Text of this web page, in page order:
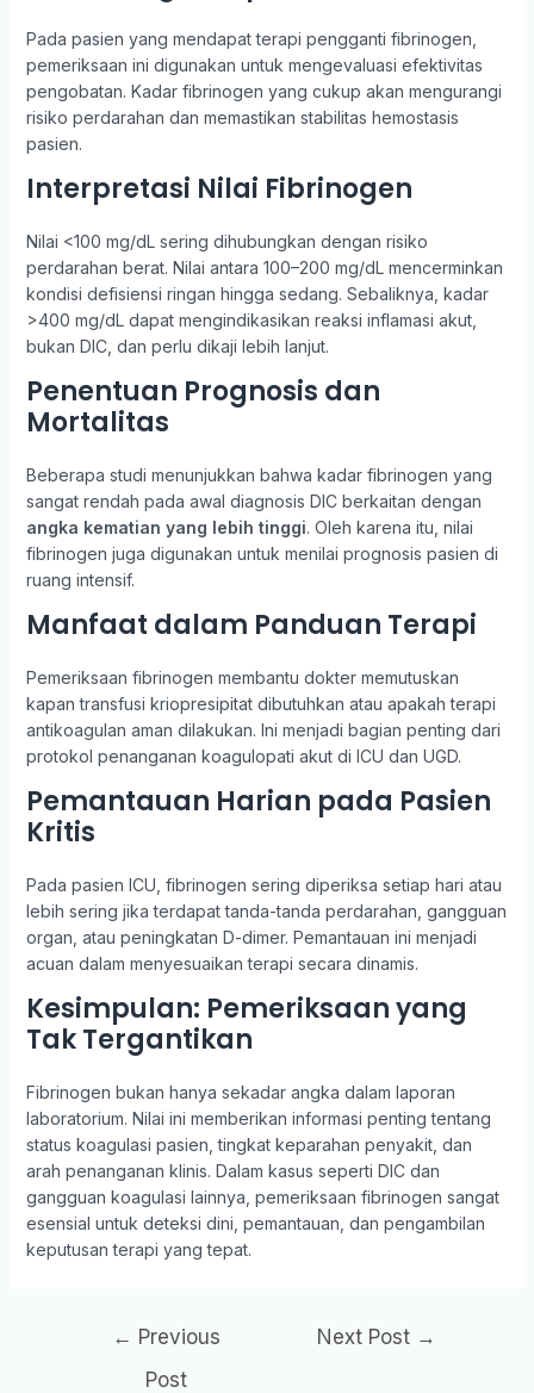
Pada pasien yang mendapat terapi pengganti fibrinogen,
pemeriksaan ini digunakan untuk mengevaluasi efektivitas
pengobatan. Kadar fibrinogen yang cukup akan mengurangi
risiko perdarahan dan memastikan stabilitas hemostasis
pasien.
Interpretasi Nilai Fibrinogen
Nilai <100 mg/dL sering dihubungkan dengan risiko
perdarahan berat. Nilai antara 100–200 mg/dL mencerminkan
kondisi defisiensi ringan hingga sedang. Sebaliknya, kadar
>400 mg/dL dapat mengindikasikan reaksi inflamasi akut,
bukan DIC, dan perlu dikaji lebih lanjut.
Penentuan Prognosis dan
Mortalitas
Beberapa studi menunjukkan bahwa kadar fibrinogen yang
sangat rendah pada awal diagnosis DIC berkaitan dengan
angka kematian yang lebih tinggi. Oleh karena itu, nilai
fibrinogen juga digunakan untuk menilai prognosis pasien di
ruang intensif.
Manfaat dalam Panduan Terapi
Pemeriksaan fibrinogen membantu dokter memutuskan
kapan transfusi kriopresipitat dibutuhkan atau apakah terapi
antikoagulan aman dilakukan. Ini menjadi bagian penting dari
protokol penanganan koagulopati akut di ICU dan UGD.
Pemantauan Harian pada Pasien
Kritis
Pada pasien ICU, fibrinogen sering diperiksa setiap hari atau
lebih sering jika terdapat tanda-tanda perdarahan, gangguan
organ, atau peningkatan D-dimer. Pemantauan ini menjadi
acuan dalam menyesuaikan terapi secara dinamis.
Kesimpulan: Pemeriksaan yang
Tak Tergantikan
Fibrinogen bukan hanya sekadar angka dalam laporan
laboratorium. Nilai ini memberikan informasi penting tentang
status koagulasi pasien, tingkat keparahan penyakit, dan
arah penanganan klinis. Dalam kasus seperti DIC dan
gangguan koagulasi lainnya, pemeriksaan fibrinogen sangat
esensial untuk deteksi dini, pemantauan, dan pengambilan
keputusan terapi yang tepat.
← Previous
Post
Next Post →